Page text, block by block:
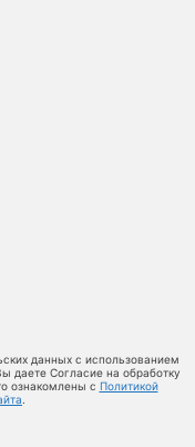
данных с использованием
даете Согласие на обработку
ознакомлены с Политикой